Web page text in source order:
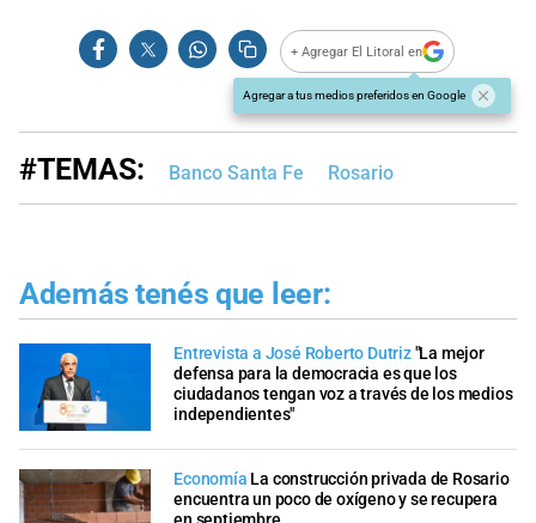
+ Agregar El Litoral en
Agregar a tus medios preferidos en Google
#TEMAS: Banco Santa Fe Rosario
Además tenés que leer:
Entrevista a José Roberto Dutriz"La mejor
defensa para la democracia es que los
ciudadanos tengan voz a través de los medios
independientes"
Economía La construcción privada de Rosario
encuentra un poco de oxígeno y se recupera